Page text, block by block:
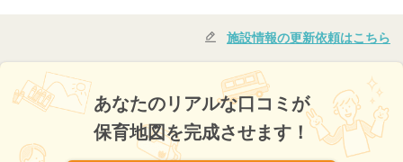
施設情報の更新依頼はこちら
あなたのリアルな口コミが
保育地図を完成させます！